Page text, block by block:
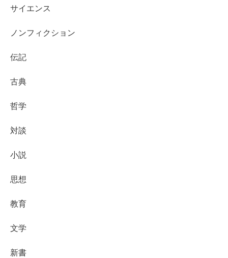
サイエンス
ノンフィクション
伝記
古典
哲学
対談
小説
思想
教育
文学
新書